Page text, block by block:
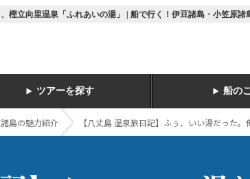
樫立向里温泉「ふれあいの湯」 | 船で行く！伊豆諸島・小笠原
ツアーを探す 船の
島の魅力紹介 【八丈島 温泉旅日記】ふぅ、いい湯だった